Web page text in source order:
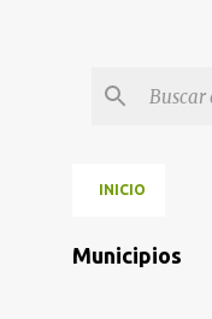
INICIO
Municipios